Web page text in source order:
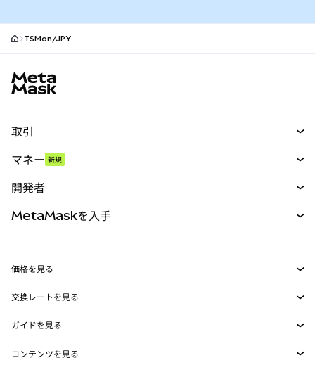
TSMon/JPY
取引
パーペチュアル
RWA
マネー 新規
開発者
MetaMask Connect
Snaps
Web3サービス
MetaMaskを入手
セキュリティ
サポート
価格を見る
イーサリアムの価格
Solanaの価格
交換レートを見る
ETH→USD
USDT→INR
ガイドを見る
ETHの購入
コンテンツを見る